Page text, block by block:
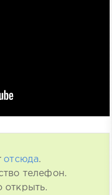
отсюда.
телефон.
открыть.